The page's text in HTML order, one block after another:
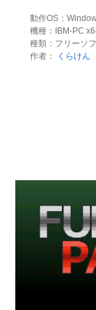
動作OS：
機種：IBM-PC
種類：フリーソ
作者：
くらけん